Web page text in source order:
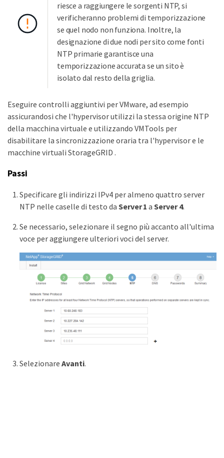
riesce a raggiungere le sorgenti NTP, si
verificheranno problemi di temporizzazione
se quel nodo non funziona. Inoltre, la
designazione di due nodi per sito come fonti
NTP primarie garantisce una
temporizzazione accurata se un sito è
isolato dal resto della griglia.
Eseguire controlli aggiuntivi per VMware, ad esempio
assicurandosi che l'hypervisor utilizzi la stessa origine NTP
della macchina virtuale e utilizzando VMTools per
disabilitare la sincronizzazione oraria tra l'hypervisor e le
macchine virtuali StorageGRID .
Passi
Specificare gli indirizzi IPv4 per almeno quattro server
NTP nelle caselle di testo da Server 1 aServer 4.
Se necessario, selezionare il segno più accanto all'ultima
voce per aggiungere ulteriori voci del server.
Selezionare Avanti.